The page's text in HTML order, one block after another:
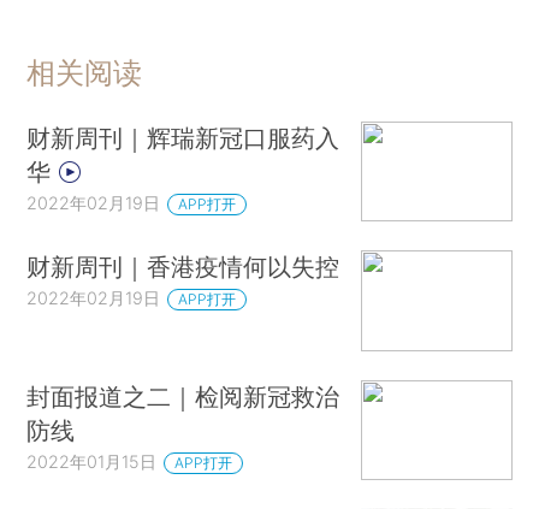
相关阅读
财新周刊｜辉瑞新冠口服药入
华
2022年02月19日 APP打开
财新周刊｜香港疫情何以失控
2022年02月19日 APP打开
封面报道之二｜检阅新冠救治
防线
2022年01月15日 APP打开